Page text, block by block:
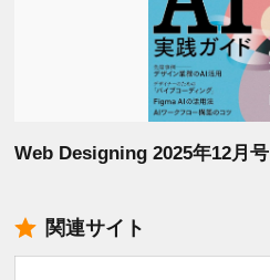
Web Designing 2025年12月号
関連サイト